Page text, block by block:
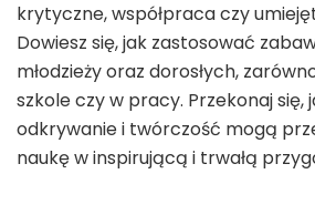
krytyczne, współpraca czy
Dowiesz się, jak zastosować
młodzieży oraz dorosłych,
szkole czy w pracy. Przekonaj się,
odkrywanie i twórczość mogą
naukę w inspirującą i trwałą